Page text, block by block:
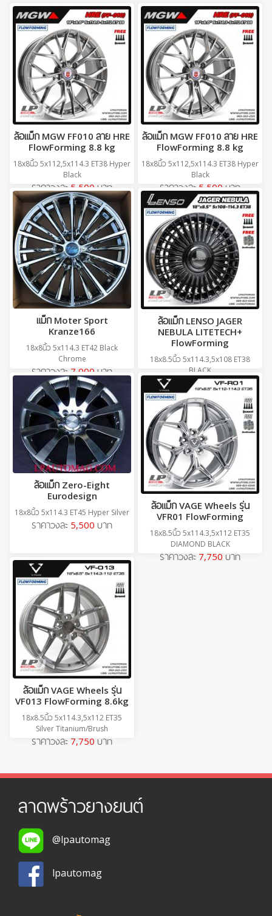
ล้อแม็ก MGW FF010 ลาย HRE
FlowForming 8.8 kg
18x8นิ้ว 5x112,5x114.3 ET38 Hyper
Black
ราคาวงละ 5,500 บาท
ล้อแม็ก MGW FF010 ลาย HRE
FlowForming 8.8 kg
18x8นิ้ว 5x112,5x114.3 ET38 Hyper
Black
ราคาวงละ 5,500 บาท
แม็ก Moter Sport
Kranze166
18x8นิ้ว 5x114.3 ET42 Black
Chrome
ราคาวงละ 7,000 บาท
ล้อแม็ก LENSO JAGER
NEBULA LITETECH+
FlowForming
18x8.5นิ้ว 5x114.3,5x108 ET38
BLACK
ราคาวงละ7,750บาท
ล้อแม็ก Zero-Eight
Eurodesign
18x8นิ้ว 5x114.3 ET45 Hyper Silver
ราคาวงละ 5,500 บาท
ล้อแม็ก VAGE Wheels รุ่น
VFR01 FlowForming
18x8.5นิ้ว 5x114.3,5x112 ET35
DIAMOND BLACK
ราคาวงละ 7,750 บาท
ล้อแม็ก VAGE Wheels รุ่น
VF013 FlowForming 8.6kg
18x8.5นิ้ว 5x114.3,5x112 ET35
Silver Titanium/Brush
ราคาวงละ 7,750 บาท
ลาดพร้าวยางยนต์
@lpautomag
lpautomag